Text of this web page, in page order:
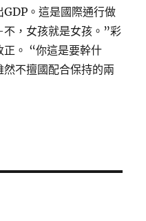
。這是國際通行做
，女孩就是女孩。”彩
正。 “你這是要幹什
不擅國配合保持的兩